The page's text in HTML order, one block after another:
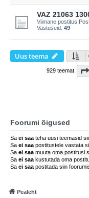
VAZ 21063
Viimane postitus
Vastuseid: 49
Uus teema
929 teemat
Foorumi õigused
Sa ei saa teha uusi teemasid
Sa ei saa postitustele vastata
Sa ei saa muuta oma postitusi
Sa ei saa kustutada oma
Sa ei saa postitada siin
Pealeht